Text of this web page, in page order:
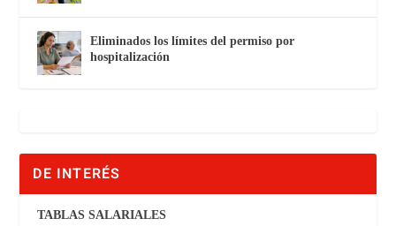
Eliminados los límites del permiso por
hospitalización
DE INTERÉS
TABLAS SALARIALES